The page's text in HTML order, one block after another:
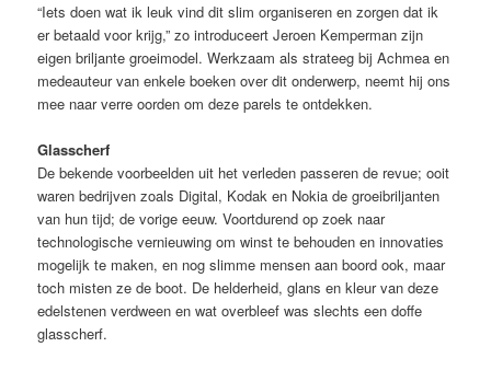
“Iets doen wat ik leuk vind dit slim organiseren en zorgen dat ik
er betaald voor krijg,” zo introduceert Jeroen Kemperman zijn
eigen briljante groeimodel. Werkzaam als strateeg bij Achmea en
medeauteur van enkele boeken over dit onderwerp, neemt hij ons
mee naar verre oorden om deze parels te ontdekken.
Glasscherf
De bekende voorbeelden uit het verleden passeren de revue; ooit
waren bedrijven zoals Digital, Kodak en Nokia de groeibriljanten
van hun tijd; de vorige eeuw. Voortdurend op zoek naar
technologische vernieuwing om winst te behouden en innovaties
mogelijk te maken, en nog slimme mensen aan boord ook, maar
toch misten ze de boot. De helderheid, glans en kleur van deze
edelstenen verdween en wat overbleef was slechts een doffe
glasscherf.